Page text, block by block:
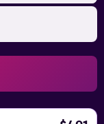
y de larga
Las
agua gratuita y
todos los
hipoalergénicos.